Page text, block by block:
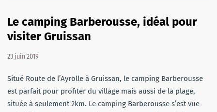
Le camping Barberousse, idéal pour
visiter Gruissan
23 juin 2019
Situé Route de l’Ayrolle à Gruissan, le camping Barberousse
est parfait pour profiter du village mais aussi de la plage,
située à seulement 2km. Le camping Barberousse s’est vue